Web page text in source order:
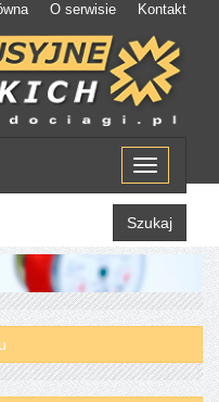
O serwisie Kontakt
Menu
Szukaj